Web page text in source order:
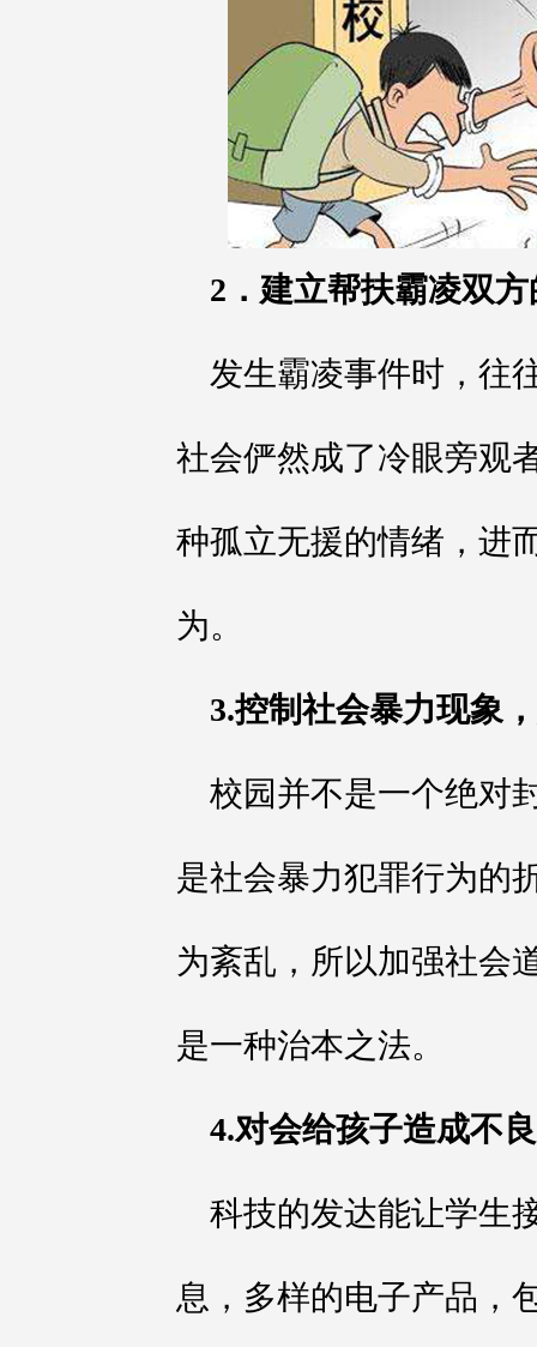
2．建立帮扶霸凌双
发生霸凌事件时，往
社会俨然成了冷眼旁观
种孤立无援的情绪，进
为。
3.控制社会暴力现象
校园并不是一个绝对
是社会暴力犯罪行为的
为紊乱，所以加强社会
是一种治本之法。
4.对会给孩子造成不
科技的发达能让学生
息，多样的电子产品，